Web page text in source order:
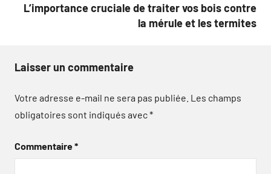
L’importance cruciale de traiter vos bois contre
la mérule et les termites
Laisser un commentaire
Votre adresse e-mail ne sera pas publiée. Les champs
obligatoires sont indiqués avec*
Commentaire*